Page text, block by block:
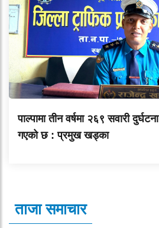
पाल्पामा तीन वर्षमा २६९ सवारी
गएको छ : प्रमुख खड्का
ताजा समाचार